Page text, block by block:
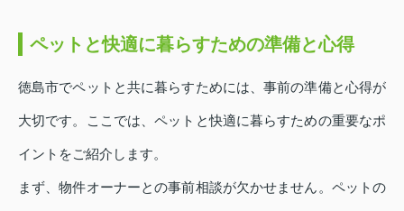
ペットと快適に暮らすための準備と心得
徳島市でペットと共に暮らすためには、事前の準備と心得が
大切です。ここでは、ペットと快適に暮らすための重要なポ
イントをご紹介します。
まず、物件オーナーとの事前相談が欠かせません。ペットの